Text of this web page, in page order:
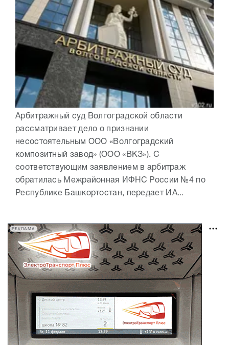
Арбитражный суд Волгоградской области
рассматривает дело о признании
несостоятельным ООО «Волгоградский
композитный завод» (ООО «ВКЗ»). С
соответствующим заявлением в арбитраж
обратилась Межрайонная ИФНС России №4 по
Республике Башкортостан, передает ИА...
РЕКЛАМА